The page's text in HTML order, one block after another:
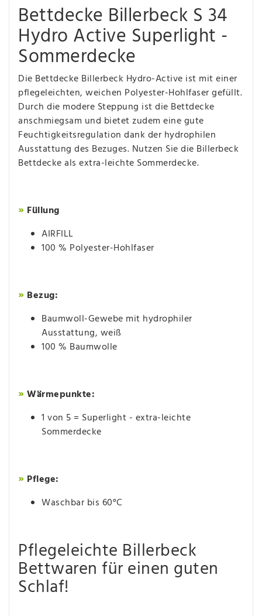
Bettdecke Billerbeck S 34
Hydro Active Superlight -
Sommerdecke
Die Bettdecke Billerbeck Hydro-Active ist mit einer
pflegeleichten, weichen Polyester-Hohlfaser gefüllt.
Durch die modere Steppung ist die Bettdecke
anschmiegsam und bietet zudem eine gute
Feuchtigkeitsregulation dank der hydrophilen
Ausstattung des Bezuges. Nutzen Sie die Billerbeck
Bettdecke als extra-leichte Sommerdecke.
» Füllung
AIRFILL
100 % Polyester-Hohlfaser
» Bezug:
Baumwoll-Gewebe mit hydrophiler
Ausstattung, weiß
100 % Baumwolle
»Wärmepunkte:
1 von 5 = Superlight - extra-leichte
Sommerdecke
» Pflege:
Waschbar bis 60°C
Pflegeleichte Billerbeck
Bettwaren für einen guten
Schlaf!